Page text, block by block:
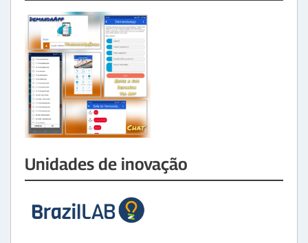
Unidades de inovação